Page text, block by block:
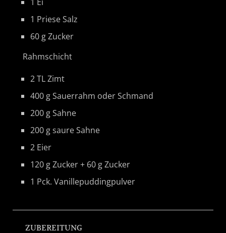
1 Priese Salz
60 g Zucker
Rahmschicht
2 TL Zimt
400 g Sauerrahm oder Schmand
200 g Sahne
200 g saure Sahne
2 Eier
120 g Zucker + 60 g Zucker
1 Pck. Vanillepuddingpulver
ZUBEREITUNG